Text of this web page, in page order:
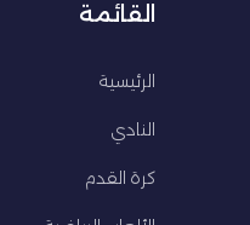
القائمة
الرئيسية
النادي
كرة القدم